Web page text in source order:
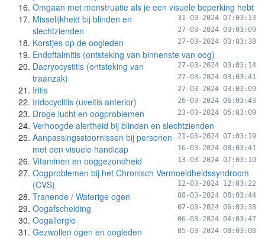
Omgaan met menstruatie als je een visuele beperking hebt
31-03-2024 07:03:13
Misselijkheid bij blinden en
slechtzienden
27-03-2024 03:03:09
Korstjes op de oogleden 27-03-2024 03:03:38
Endoftalmitis (ontsteking van binnenste van oog)
27-03-2024 03:03:14
Dacryocystitis (ontsteking van
traanzak)
27-03-2024 03:03:41
Iritis 27-03-2024 03:03:09
Iridocyclitis (uveitis anterior) 26-03-2024 06:03:43
Droge lucht en oogproblemen 23-03-2024 05:03:09
Verhoogde alertheid bij blinden en slechtzienden
21-03-2024 07:03:19
Aanpassingsstoornissen bij personen
met een visuele handicap
16-03-2024 08:03:41
Vitaminen en ooggezondheid 13-03-2024 07:03:10
Oogproblemen bij het Chronisch Vermoeidheidssyndroom
(CVS)
12-03-2024 12:03:22
Tranende / Waterige ogen 08-03-2024 08:03:44
Oogafscheiding 07-03-2024 06:03:38
Oogallergie 06-03-2024 04:03:47
Gezwollen ogen en oogleden 05-03-2024 08:03:08